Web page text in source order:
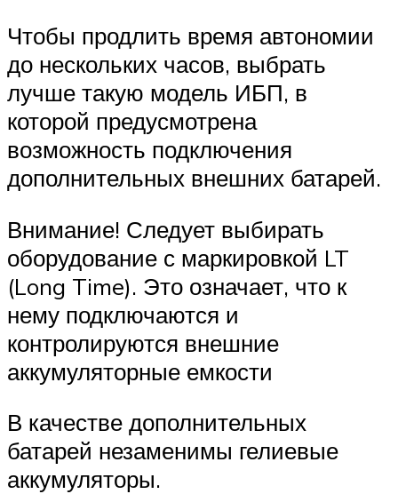
Чтобы продлить время автономии
до нескольких часов, выбрать
лучше такую модель ИБП, в
которой предусмотрена
возможность подключения
дополнительных внешних батарей.
Внимание! Следует выбирать
оборудование с маркировкой LT
(Long Time). Это означает, что к
нему подключаются и
контролируются внешние
аккумуляторные емкости
В качестве дополнительных
батарей незаменимы гелиевые
аккумуляторы.